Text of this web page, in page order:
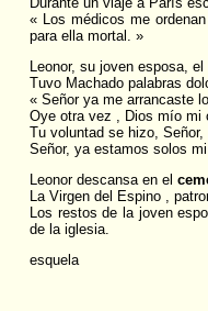
« Los médicos me
para ella mortal. »
Leonor, su joven esposa,
Tuvo Machado palabras
« Señor ya me arrancaste
Oye otra vez , Dios mío mi
Tu voluntad se hizo,
Señor, ya estamos solos
Leonor descansa en el
La Virgen del Espino ,
Los restos de la joven
de la iglesia.
esquela